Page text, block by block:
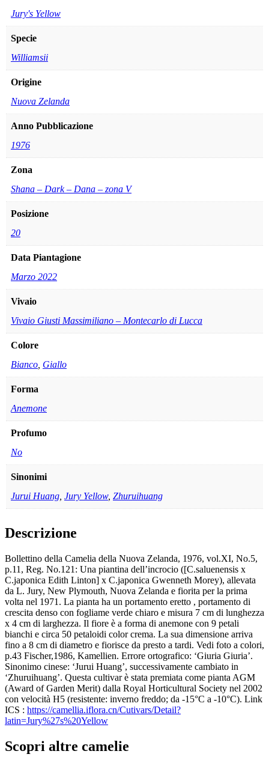
Jury's Yellow
Specie
Williamsii
Origine
Nuova Zelanda
Anno Pubblicazione
1976
Zona
Shana – Dark – Dana – zona V
Posizione
20
Data Piantagione
Marzo 2022
Vivaio
Vivaio Giusti Massimiliano – Montecarlo di Lucca
Colore
Bianco Giallo
Forma
Anemone
Profumo
No
Sinonimi
Jurui Huang Jury Yellow, Zhuruihuang
Descrizione
Bollettino della Camelia della Nuova Zelanda, 1976, vol.XI, No.5,
p.11, Reg. No.121: Una piantina dell’incrocio ([C.saluenensis x
C.japonica Edith Linton] x C.japonica Gwenneth Morey), allevata
da L. Jury, New Plymouth, Nuova Zelanda e fiorita per la prima
volta nel 1971. La pianta ha un portamento eretto , portamento di
crescita denso con fogliame verde chiaro e misura 7 cm di lunghezza
x 4 cm di larghezza. Il fiore è a forma di anemone con 9 petali
bianchi e circa 50 petaloidi color crema. La sua dimensione arriva
fino a 8 cm di diametro e fiorisce da presto a tardi. Vedi foto a colori,
p.43 Fischer,1986, Kamellien. Errore ortografico: ‘Giuria Giuria’.
Sinonimo cinese: ‘Jurui Huang’, successivamente cambiato in
‘Zhuruihuang’. Questa cultivar è stata premiata come pianta AGM
(Award of Garden Merit) dalla Royal Horticultural Society nel 2002
con velocità H5 (resistente: inverno freddo; da -15°C a -10°C). Link
ICS : https://camellia.iflora.cn/Cutivars/Detail?
latin=Jury%27s%20Yellow
Scopri altre camelie